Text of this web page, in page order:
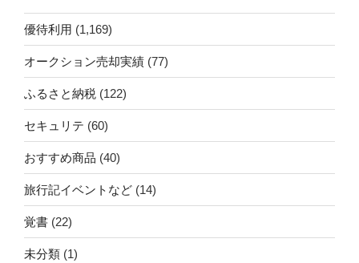
優待利用 (1,169)
オークション売却実績 (77)
ふるさと納税 (122)
セキュリテ (60)
おすすめ商品 (40)
旅行記イベントなど (14)
覚書 (22)
未分類 (1)